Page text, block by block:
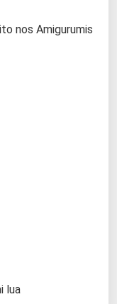
nos Amigurumis
lua